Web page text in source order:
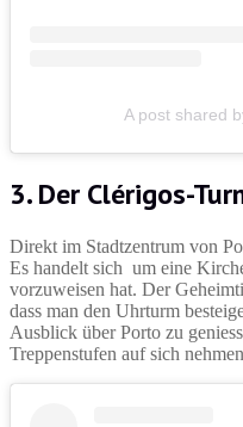
A post shared
3. Der Clérigos-
Direkt im Stadtzentrum von
Es handelt sich um eine
vorzuweisen hat. Der
dass man den Uhrturm
Ausblick über Porto zu
Treppenstufen auf sich